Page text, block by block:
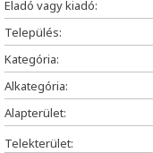
Eladó vagy kiadó:
Település:
Kategória:
Alkategória:
Alapterület:
Telekterület: